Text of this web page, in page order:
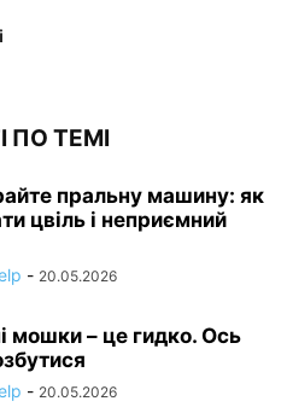
ПО ТЕМІ
пральну машину: як
цвіль і неприємний
- 20.05.2026
мошки – це гидко. Ось
- 20.05.2026